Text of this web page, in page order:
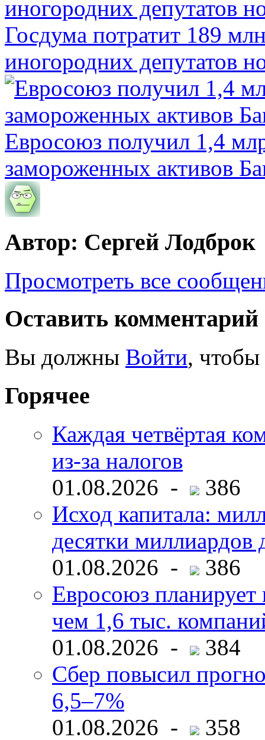
Госдума потратит 189
иногородних депутатов
Евросоюз получил 1,4
замороженных активов
Автор: Сергей Лодброк
Просмотреть все
Оставить комментарий
Вы должны Войти, чтобы
Горячее
Каждая четвёртая
из-за налогов
01.08.2026 -
386
Исход капитала:
десятки миллиардов
01.08.2026 -
386
Евросоюз планирует
чем 1,6 тыс.
01.08.2026 -
384
Сбер повысил
6,5–7%
01.08.2026 -
358